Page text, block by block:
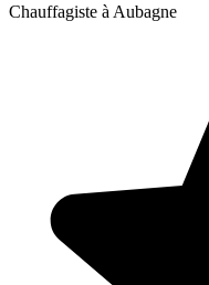
Chauffagiste à Aubagne